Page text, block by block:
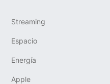
Streaming
Espacio
Energía
Apple